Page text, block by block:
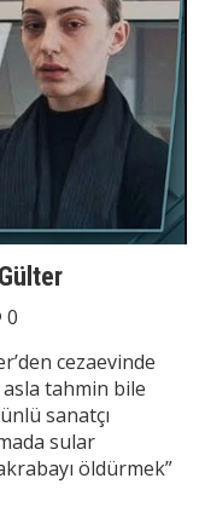
0
cezaevinde
tahmin bile
sanatçı
sular
öldürmek”